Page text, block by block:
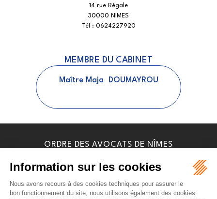
14 rue Régale
30000 NIMES
Tél : 0624227920
MEMBRE DU CABINET
Maître Maja DOUMAYROU
ORDRE DES AVOCATS DE NÎMES
16 rue Régale
30000 NÎMES
Tél :04 66 36 25 25